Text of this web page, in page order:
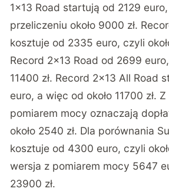
1×13 Road startują od 2129
przeliczeniu około 9000 zł.
kosztuje od 2335 euro, czyli
Record 2×13 Road od 2699
11400 zł. Record 2×13 All Road
euro, a więc od około 11700 zł.
pomiarem mocy oznaczają
około 2540 zł. Dla porównania
kosztuje od 4300 euro, czyli
wersja z pomiarem mocy 5647
23900 zł.